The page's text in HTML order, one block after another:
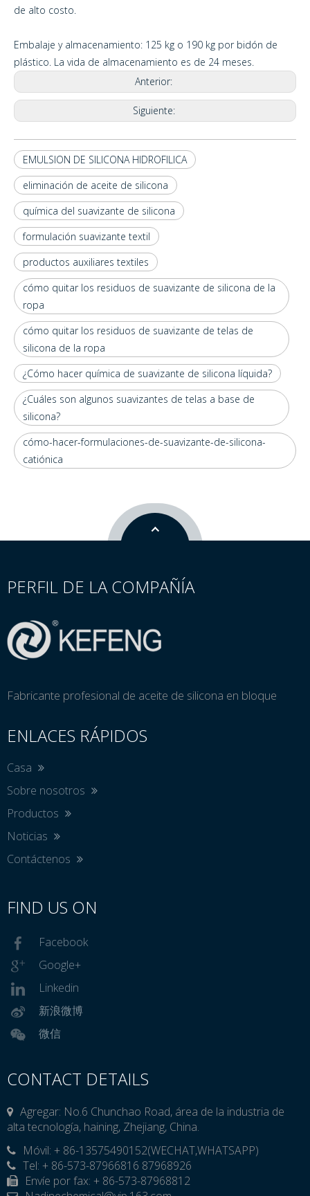
de alto costo.
Embalaje y almacenamiento: 125 kg o 190 kg por bidón de
plástico. La vida de almacenamiento es de 24 meses.
Anterior:
Siguiente:
EMULSION DE SILICONA HIDROFILICA
eliminación de aceite de silicona
química del suavizante de silicona
formulación suavizante textil
productos auxiliares textiles
cómo quitar los residuos de suavizante de silicona de la
ropa
cómo quitar los residuos de suavizante de telas de
silicona de la ropa
¿Cómo hacer química de suavizante de silicona líquida?
¿Cuáles son algunos suavizantes de telas a base de
silicona?
cómo-hacer-formulaciones-de-suavizante-de-silicona-
catiónica
PERFIL DE LA COMPAÑÍA
Fabricante profesional de aceite de silicona en bloque
ENLACES RÁPIDOS
Casa
Sobre nosotros
Productos
Noticias
Contáctenos
FIND US ON
Facebook
Google+
Linkedin
新浪微博
微信
CONTACT DETAILS
Agregar: No.6 Chunchao Road, área de la industria de
alta tecnología, haining, Zhejiang, China.

Móvil: + 86-13575490152(WECHAT,WHATSAPP)
Tel: + 86-573-87966816 87968926
Envíe por fax: + 86-573-87968812